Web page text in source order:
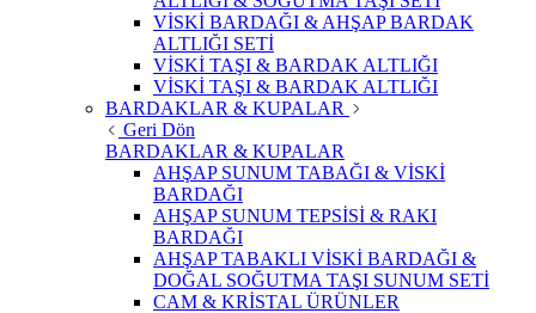
VİSKİ BARDAĞI & AHŞAP BARDAK
ALTLIĞI SETİ
VİSKİ TAŞI & BARDAK ALTLIĞI
VİSKİ TAŞI & BARDAK ALTLIĞI
BARDAKLAR & KUPALAR
Geri Dön
BARDAKLAR & KUPALAR
AHŞAP SUNUM TABAĞI & VİSKİ
BARDAĞI
AHŞAP SUNUM TEPSİSİ & RAKI
BARDAĞI
AHŞAP TABAKLI VİSKİ BARDAĞI &
DOĞAL SOĞUTMA TAŞI SUNUM SETİ
CAM & KRİSTAL ÜRÜNLER